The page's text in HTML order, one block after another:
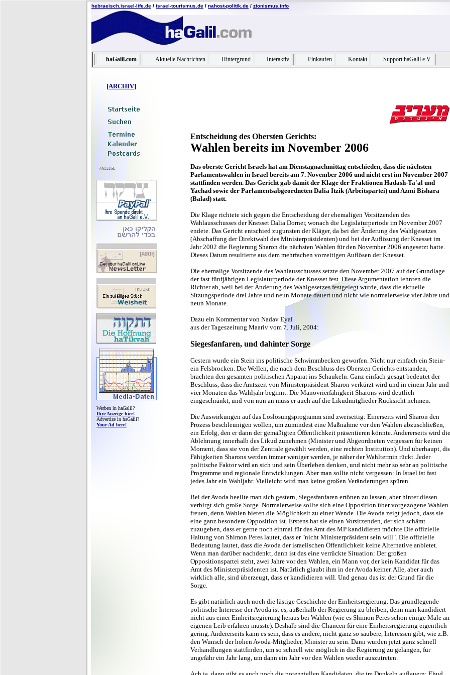
hebraeisch.israel-life.de/israel-tourismus.de/nahost-politik.de/zionismus.info
haGalil.com Aktuelle Nachrichten Hintergrund Interaktiv Einkaufen Kontakt Support haGalil e.V.
[ARCHIV]
Werben in haGalil?
Ihre Anzeige hier!
Advertize in haGalil?
Your Ad here!
Entscheidung des Obersten Gerichts:
Wahlen bereits im November 2006
Das oberste Gericht Israels hat am Dienstagnachmittag entschieden, dass die nächsten
Parlamentswahlen in Israel bereits am 7. November 2006 und nicht erst im November 2007
stattfinden werden. Das Gericht gab damit der Klage der Fraktionen Hadash-Ta'al und
Yachad sowie der Parlamentsabgeordneten Dalia Itzik (Arbeitspartei) und Azmi Bishara
(Balad) statt.
Die Klage richtete sich gegen die Entscheidung der ehemaligen Vorsitzenden des
Wahlausschusses der Knesset Dalia Dorner, wonach die Legislaturperiode im November 2007
endete. Das Gericht entschied zugunsten der Kläger, da bei der Änderung des Wahlgesetzes
(Abschaffung der Direktwahl des Ministerpräsidenten) und bei der Auflösung der Knesset im
Jahr 2002 die Regierung Sharon die nächsten Wahlen für den November 2006 angesetzt hatte.
Dieses Datum resultierte aus dem mehrfachen vorzeitigen Auflösen der Knesset.
Die ehemalige Vorsitzende des Wahlausschusses setzte den November 2007 auf der Grundlage
der fast fünfjährigen Legislaturperiode der Knesset fest. Diese Argumentation lehnten die
Richter ab, weil bei der Änderung des Wahlgesetzes festgelegt wurde, dass die aktuelle
Sitzungsperiode drei Jahre und neun Monate dauert und nicht wie normalerweise vier Jahre und
neun Monate.
Dazu ein Kommentar von Nadav Eyal
aus der Tageszeitung Maariv vom 7. Juli, 2004:
Siegesfanfaren, und dahinter Sorge
Gestern wurde ein Stein ins politische Schwimmbecken geworfen. Nicht nur einfach ein Stein-
ein Felsbrocken. Die Wellen, die nach dem Beschluss des Obersten Gerichts entstanden,
brachten den gesamten politischen Apparat ins Schaukeln. Ganz einfach gesagt bedeutet der
Beschluss, dass die Amtszeit von Ministerpräsident Sharon verkürzt wird und in einem Jahr und
vier Monaten das Wahljahr beginnt. Die Manövrierfähigkeit Sharons wird deutlich
eingeschränkt, und von nun an muss er auch auf die Likudmitglieder Rücksicht nehmen.
Die Auswirkungen auf das Loslösungsprogramm sind zweiseitig: Einerseits wird Sharon den
Prozess beschleunigen wollen, um zumindest eine Maßnahme vor den Wahlen abzuschließen,
ein Erfolg, den er dann der gemäßigten Öffentlichkeit präsentieren könnte. Andererseits wird die
Ablehnung innerhalb des Likud zunehmen (Minister und Abgeordneten vergessen für keinen
Moment, dass sie von der Zentrale gewählt werden, eine rechten Institution). Und überhaupt,
Fähigkeiten Sharons werden immer weniger werden, je näher der Wahltermin rückt. Jeder
politische Faktor wird an sich und sein Überleben denken, und nicht mehr so sehr an politische
Programme und regionale Entwicklungen. Aber man sollte nicht vergessen: In Israel ist fast
jedes Jahr ein Wahljahr. Vielleicht wird man keine großen Veränderungen spüren.
Bei der Avoda beeilte man sich gestern, Siegesfanfaren ertönen zu lassen, aber hinter diesen
verbirgt sich große Sorge. Normalerweise sollte sich eine Opposition über vorgezogene Wahlen
freuen, denn Wahlen bieten die Möglichkeit zu einer Wende. Die Avoda zeigt jedoch, dass sie
eine ganz besondere Opposition ist. Erstens hat sie einen Vorsitzenden, der sich schämt
zuzugeben, dass er gerne noch einmal für das Amt des MP kandidieren möchte Die offizielle
Haltung von Shimon Peres lautet, dass er "nicht Ministerpräsident sein will". Die offizielle
Bedeutung lautet, dass die Avoda der israelischen Öffentlichkeit keine Alternative anbietet.
Wenn man darüber nachdenkt, dann ist das eine verrückte Situation: Der großen
Oppositionspartei steht, zwei Jahre vor den Wahlen, ein Mann vor, der kein Kandidat für das
Amt des Ministerpräsidenten ist. Natürlich glaubt ihm in der Avoda keiner. Alle, aber auch
wirklich alle, sind überzeugt, dass er kandidieren will. Und genau das ist der Grund für die
Sorge.
Es gibt natürlich auch noch die lästige Geschichte der Einheitsregierung. Das grundlegende
politische Interesse der Avoda ist es, außerhalb der Regierung zu bleiben, denn man kandidiert
nicht aus einer Einheitsregierung heraus bei Wahlen (wie es Shimon Peres schon einige Male
eigenen Leib erfahren musste). Deshalb sind die Chancen für eine Einheitsregierung eigentlich
gering. Andererseits kann es sein, dass es andere, nicht ganz so saubere, Interessen gibt, wie z.B.
den Wunsch der hohen Avoda-Mitglieder, Minister zu sein. Dann würden jetzt ganz schnell
Verhandlungen stattfinden, um so schnell wie möglich in die Regierung zu gelangen, für
ungefähr ein Jahr lang, um dann ein Jahr vor den Wahlen wieder auszutreten.